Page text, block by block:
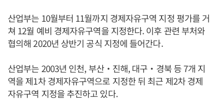
산업부는 10월부터 11월까지 경제자유구역 지정 평가를 거
쳐 12월 예비 경제자유구역을 지정한다. 이후 관련 부처와
협의해 2020년 상반기 공식 지정에 들어간다.
산업부는 2003년 인천, 부산‧진해, 대구‧경북 등 7개 지
역을 제1차 경제자유구역으로 지정한 뒤 최근 제2차 경제
자유구역 지정을 추진하고 있다.